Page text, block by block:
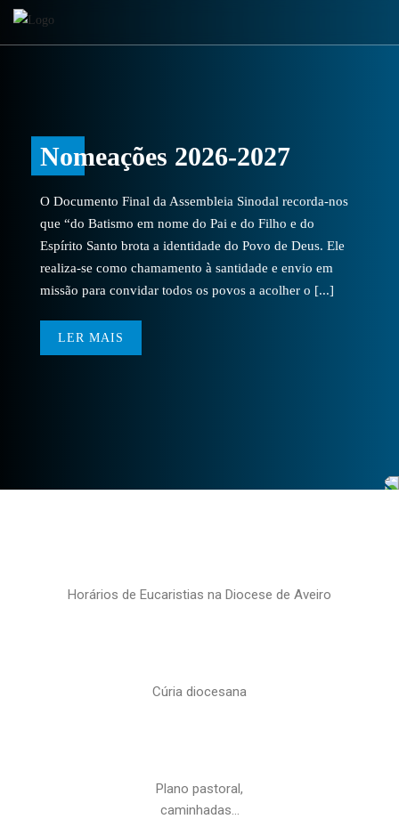
Nomeações 2026-2027
O Documento Final da Assembleia Sinodal recorda-nos
que “do Batismo em nome do Pai e do Filho e do
Espírito Santo brota a identidade do Povo de Deus. Ele
realiza-se como chamamento à santidade e envio em
missão para convidar todos os povos a acolher o [...]
LER MAIS
Horários de Eucaristias na Diocese de Aveiro
Cúria diocesana
Plano pastoral,
caminhadas…